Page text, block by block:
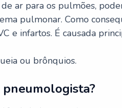
ar para os pulmões,
pulmonar. Como
e infartos. É causada
ou brônquios.